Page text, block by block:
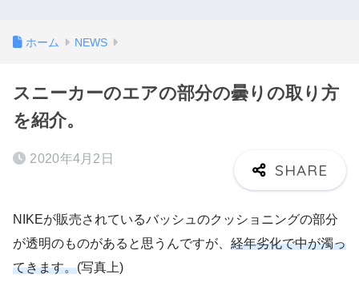
ホーム NEWS
スニーカーのエアの部分の曇りの取り方
を紹介。
2020年4月2日
NIKEが販売されているバッシュのクッショニングの部分
が透明のものがあると思うんですが、 経年劣化で中が濁っ
てきます。(写真上)